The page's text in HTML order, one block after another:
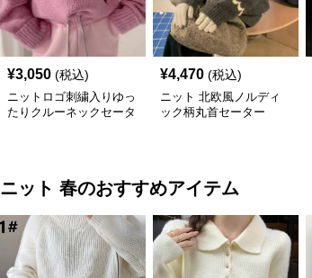
¥3,050 (税込)
ニットロゴ刺繍入りゆっ
たりクルーネックセータ
¥4,470 (税込)
ニット 北欧風ノルディ
ック柄丸首セーター
ニット 春のおすすめアイテム